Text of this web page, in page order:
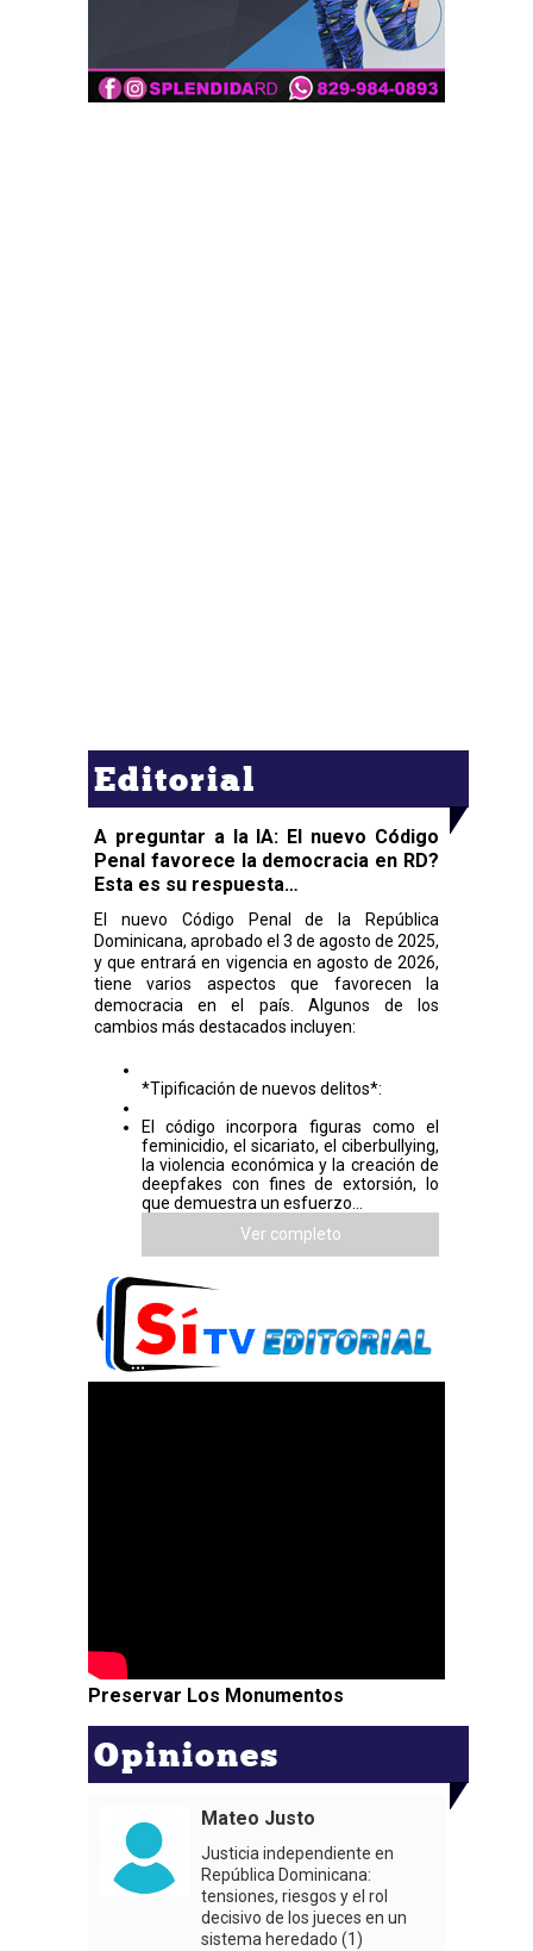
Editorial
A preguntar a la IA: El nuevo Código
Penal favorece la democracia en RD?
Esta es su respuesta…
El nuevo Código Penal de la República
Dominicana, aprobado el 3 de agosto de 2025,
y que entrará en vigencia en agosto de 2026,
tiene varios aspectos que favorecen la
democracia en el país. Algunos de los
cambios más destacados incluyen:
*Tipificación de nuevos delitos*:
El código incorpora figuras como el
feminicidio, el sicariato, el ciberbullying,
la violencia económica y la creación de
deepfakes con fines de extorsión, lo
que demuestra un esfuerzo...
Ver completo
Preservar Los Monumentos
Opiniones
Mateo Justo
Justicia independiente en
República Dominicana:
tensiones, riesgos y el rol
decisivo de los jueces en un
sistema heredado (1)